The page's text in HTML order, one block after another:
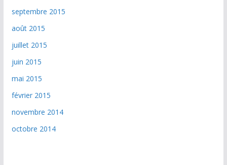
septembre 2015
août 2015
juillet 2015
juin 2015
mai 2015
février 2015
novembre 2014
octobre 2014